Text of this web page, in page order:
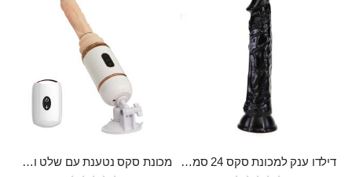
דילדו ענק למכונת סקס 24 סמ אורך 4.5 סמ רוחב Knud מכונת סקס נטענת עם שלט ועם פונקצית חימום, קומפקטית ודסקרטית Cyclone Fire